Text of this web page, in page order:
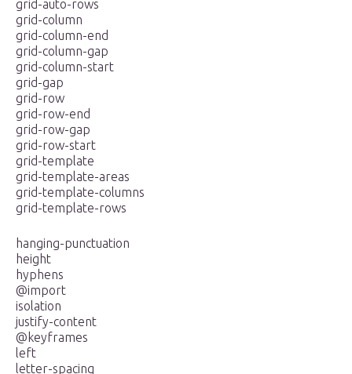
grid-auto-rows
grid-column
grid-column-end
grid-column-gap
grid-column-start
grid-gap
grid-row
grid-row-end
grid-row-gap
grid-row-start
grid-template
grid-template-areas
grid-template-columns
grid-template-rows
hanging-punctuation
height
hyphens
@import
isolation
justify-content
@keyframes
left
letter-spacing